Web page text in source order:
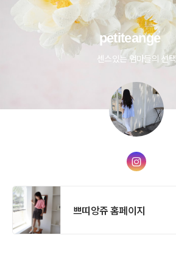
petiteange
센스있는 엄마들의 선택
쁘띠앙쥬 홈페이지